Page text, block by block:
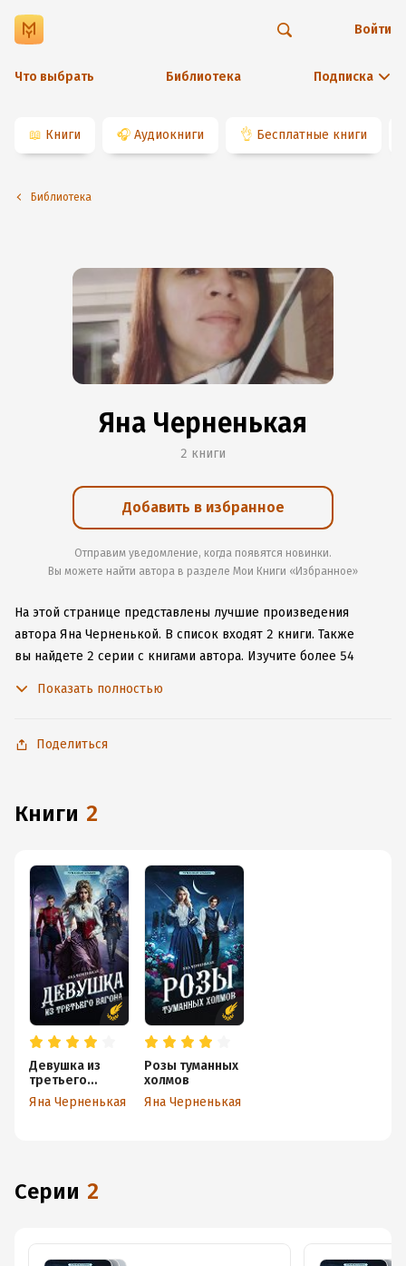
Что выбрать Библиотека Подписка
Войти
📖 Книги 🎧 Аудиокниги 👌 Бесплатные книги
Библиотека
Яна Черненькая
2 книги
Добавить в избранное
Отправим уведомление, когда появятся новинки.
Вы можете найти автора в разделе Мои Книги «Избранное»
На этой странице представлены лучшие произведения
автора Яна Черненькой. В список входят 2 книги. Также
вы найдете 2 серии с книгами автора. Изучите более 54
не расставаться с любимыми произведениями даже без
Показать полностью
Поделиться
книги 2
Девушка из
третьего
вагона
Яна Черненькая
Розы туманных
холмов
Яна Черненькая
Серии 2